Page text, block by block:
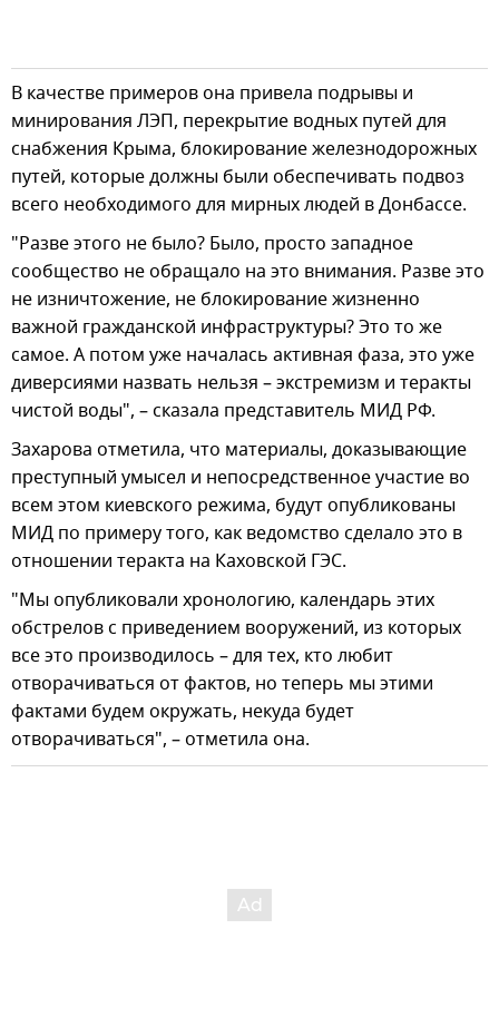
В качестве примеров она привела подрывы и
минирования ЛЭП, перекрытие водных путей для
снабжения Крыма, блокирование железнодорожных
путей, которые должны были обеспечивать подвоз
всего необходимого для мирных людей в Донбассе.
"Разве этого не было? Было, просто западное
сообщество не обращало на это внимания. Разве это
не изничтожение, не блокирование жизненно
важной гражданской инфраструктуры? Это то же
самое. А потом уже началась активная фаза, это уже
диверсиями назвать нельзя – экстремизм и теракты
чистой воды", – сказала представитель МИД РФ.
Захарова отметила, что материалы, доказывающие
преступный умысел и непосредственное участие во
всем этом киевского режима, будут опубликованы
МИД по примеру того, как ведомство сделало это в
отношении теракта на Каховской ГЭС.
"Мы опубликовали хронологию, календарь этих
обстрелов с приведением вооружений, из которых
все это производилось – для тех, кто любит
отворачиваться от фактов, но теперь мы этими
фактами будем окружать, некуда будет
отворачиваться", – отметила она.